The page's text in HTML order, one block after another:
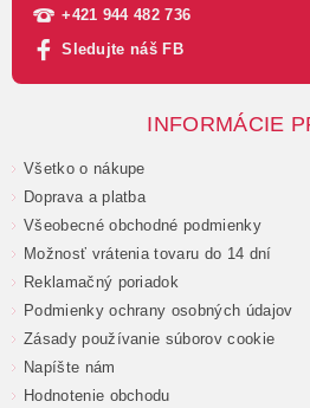
+421 944 482 736
Sledujte náš FB
INFORMÁCIE
Všetko o nákupe
Doprava a platba
Všeobecné obchodné podmienky
Možnosť vrátenia tovaru do 14 dní
Reklamačný poriadok
Podmienky ochrany osobných údajov
Zásady používanie súborov cookie
Napíšte nám
Hodnotenie obchodu